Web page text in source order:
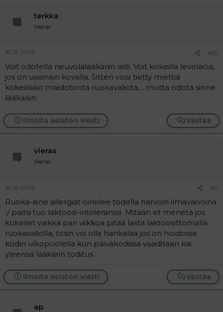
terkka
Vieras
18.12.2009 #10
Voit odotella neuvolalääkäriin asti. Voit kokeilla levolacia,
jos on useinkin kovalla. Sitten voisi tietty miettiä
kokeilisiko maidotonta ruokavaliota.... mutta odota sinne
lääkäriin.
Vastaa
Ilmoita asiaton viesti
vieras
Vieras
18.12.2009 #11
Ruoka-aine allergiat oireilee todella harvoin ilmavaivoina
:/ paitsi tuo laktoosi-intoleranssi. Mitään et menetä jos
kokeilet vaikka pari viikkoa pitää lasta laktoosittomalla
ruokavaliolla, tosin voi olla hankalaa jos on hoidossa
kodin ulkopuolella kun päiväkodissa vaaditaan kai
yleensä lääkärin toditus.
Vastaa
Ilmoita asiaton viesti
ap